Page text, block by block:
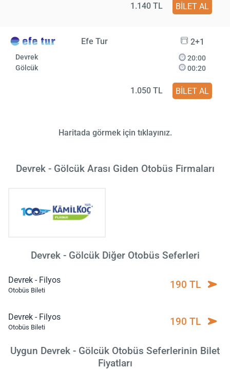
1.140 TL BİLET AL
Efe Tur 2+1
Devrek
Gölcük
20:00
00:20
1.050 TL BİLET AL
Haritada görmek için tıklayınız.
Devrek - Gölcük Arası Giden Otobüs Firmaları
Devrek - Gölcük Diğer Otobüs Seferleri
Devrek - Filyos
Otobüs Bileti 190 TL
Devrek - Filyos
Otobüs Bileti 190 TL
Uygun Devrek - Gölcük Otobüs Seferlerinin Bilet
Fiyatları